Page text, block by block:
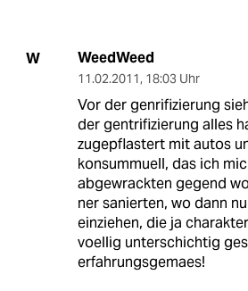
W WeedWeed
11.02.2011, 18:03 Uhr
Vor der genrifizierung
der gentrifizierung alles
zugepflastert mit autos
konsummuell, das ich
abgewrackten gegend
ner sanierten, wo dann
einziehen, die ja
voellig unterschichtig
erfahrungsgemaes!